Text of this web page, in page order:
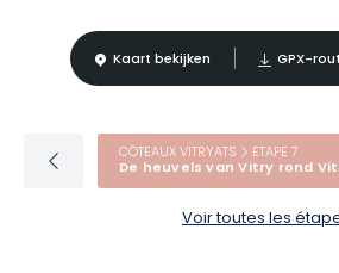
Kaart bekijken GPX-
CÔTEAUX VITRYATS ETAPE 7
De heuvels van Vitry rond
Voir toutes les